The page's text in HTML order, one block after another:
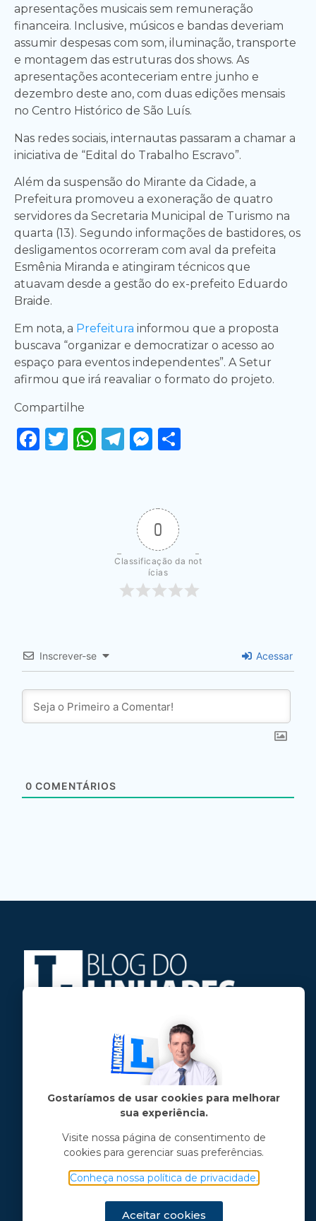
apresentações musicais sem remuneração
financeira. Inclusive, músicos e bandas deveriam
assumir despesas com som, iluminação, transporte
e montagem das estruturas dos shows. As
apresentações aconteceriam entre junho e
dezembro deste ano, com duas edições mensais
no Centro Histórico de São Luís.
Nas redes sociais, internautas passaram a chamar a
iniciativa de “Edital do Trabalho Escravo”.
Além da suspensão do Mirante da Cidade, a
Prefeitura promoveu a exoneração de quatro
servidores da Secretaria Municipal de Turismo na
quarta (13). Segundo informações de bastidores, os
desligamentos ocorreram com aval da prefeita
Esmênia Miranda e atingiram técnicos que
atuavam desde a gestão do ex-prefeito Eduardo
Braide.
Em nota, a Prefeitura informou que a proposta
buscava “organizar e democratizar o acesso ao
espaço para eventos independentes”. A Setur
afirmou que irá reavaliar o formato do projeto.
Compartilhe
Facebook
Twitter
WhatsApp
Telegram
Messenger
0
Classificação da not
ícias
Inscrever-se Acessar
0 COMENTÁRIOS
Jose Linhares Jr é maranhense.
Formado em Jornalismo, estudou filosofia
e tem pós-graduações em ciência política
e marketing político.
Menu principal
Notícias
Opinião
Chama o Linhares
Gostaríamos de usar cookies para melhorar
sua experiência.
Visite nossa página de consentimento de
cookies para gerenciar suas preferências.
Conheça nossa política de privacidade.
Aceitar cookies